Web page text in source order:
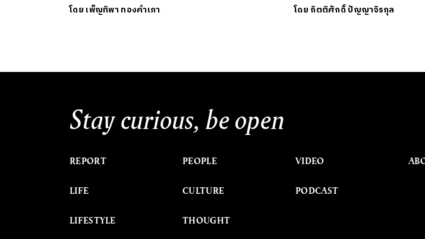
โดย เพ็ญทิพา ทองคำเภา โดย กิตติศักดิ์ ปัญญาจิรกุล
Stay curious, be open
REPORT
LIFE
LIFESTYLE
PEOPLE
CULTURE
THOUGHT
VIDEO
PODCAST